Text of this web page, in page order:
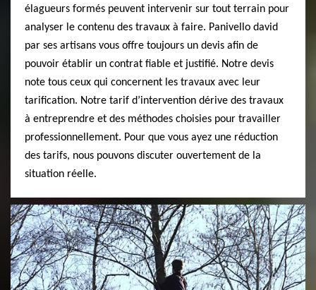
élagueurs formés peuvent intervenir sur tout terrain pour
analyser le contenu des travaux à faire. Panivello david
par ses artisans vous offre toujours un devis afin de
pouvoir établir un contrat fiable et justifié. Notre devis
note tous ceux qui concernent les travaux avec leur
tarification. Notre tarif d’intervention dérive des travaux
à entreprendre et des méthodes choisies pour travailler
professionnellement. Pour que vous ayez une réduction
des tarifs, nous pouvons discuter ouvertement de la
situation réelle.